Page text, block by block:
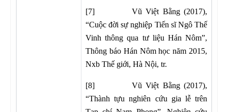
[7] Vũ Việt Bằng (2017),
“Cuộc đời sự nghiệp Tiến sĩ Ngô Thế
Vinh thông qua tư liệu Hán Nôm”,
Thông báo Hán Nôm học năm 2015,
Nxb Thế giới, Hà Nội, tr.
[8] Vũ Việt Bằng (2017),
“Thành tựu nghiên cứu gia lễ trên